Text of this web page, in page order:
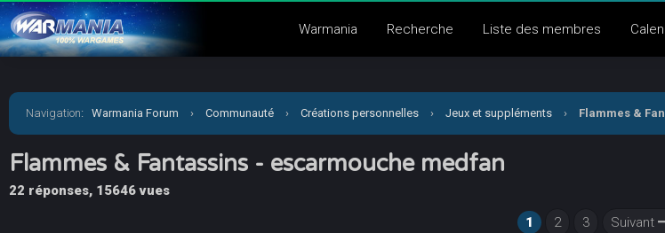
Warmania Recherche Liste des membres
Navigation: Warmania Forum › Communauté › Créations personnelles › Jeux et suppléments › Flammes &
Flammes & Fantassins - escarmouche medfan
22 réponses, 15646 vues
1
2 3 Suivant